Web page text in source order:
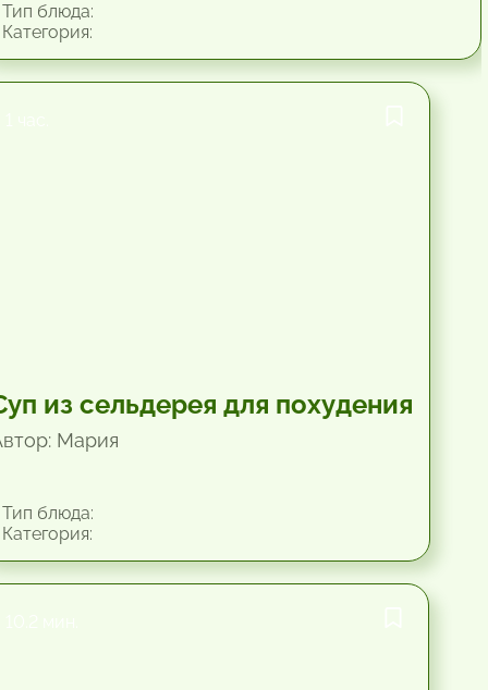
блюда:
из сельдерея для похудения
Мария
блюда: